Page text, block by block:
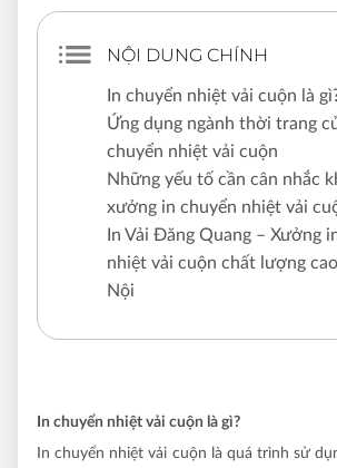
NỘI DUNG CHÍNH
In chuyển nhiệt vải cuộn là
Ứng dụng ngành thời trang
chuyển nhiệt vải cuộn
Những yếu tố cần cân nhắc
xưởng in chuyển nhiệt vải
In Vải Đăng Quang – Xưởng
nhiệt vải cuộn chất lượng
Nội
In chuyển nhiệt vải cuộn là gì?
In chuyển nhiệt vải cuộn là quá trình sử